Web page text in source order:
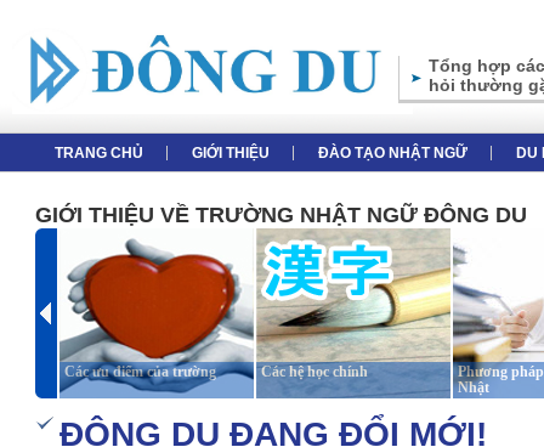
Tổng hợp
hỏi thường
TRANG CHỦ GIỚI THIỆU ĐÀO TẠO NHẬT NGỮ DU
GIỚI THIỆU VỀ TRƯỜNG NHẬT NGỮ ĐÔNG DU
Các ưu điểm của trường Các hệ học chính
Phương
Nhật
ĐÔNG DU ĐANG ĐỔI MỚI!